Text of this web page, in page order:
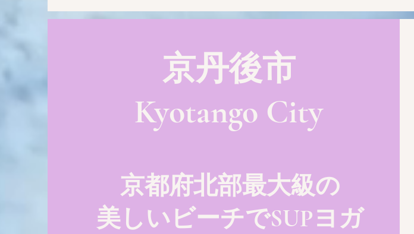
京丹後市
Kyotango City
京都府北部最大級の
美しいビーチでSUPヨガ